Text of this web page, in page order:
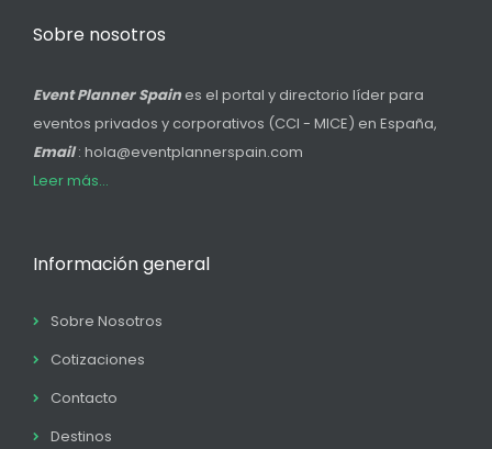
Sobre nosotros
Event Planner Spain es el portal y directorio líder para
eventos privados y corporativos (CCI - MICE) en España,
Email: hola@eventplannerspain.com
Leer más...
Información general
Sobre Nosotros
Cotizaciones
Contacto
Destinos